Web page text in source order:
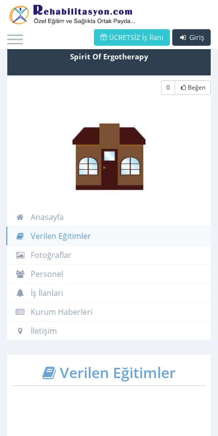
Giriş
ÜCRETSİZ İş İlanı
Spirit Of Ergotherapy
0 Beğen
Anasayfa
Verilen Eğitimler
Fotoğraflar
Personel
İş İlanları
Kurum Haberleri
İletişim
Verilen Eğitimler